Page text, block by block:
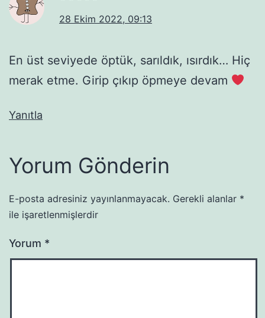
28 Ekim 2022, 09:13
En üst seviyede öptük, sarıldık, ısırdık… Hiç
merak etme. Girip çıkıp öpmeye devam
Yanıtla
Yorum Gönderin
E-posta adresiniz yayınlanmayacak. Gerekli alanlar *
ile işaretlenmişlerdir
Yorum *